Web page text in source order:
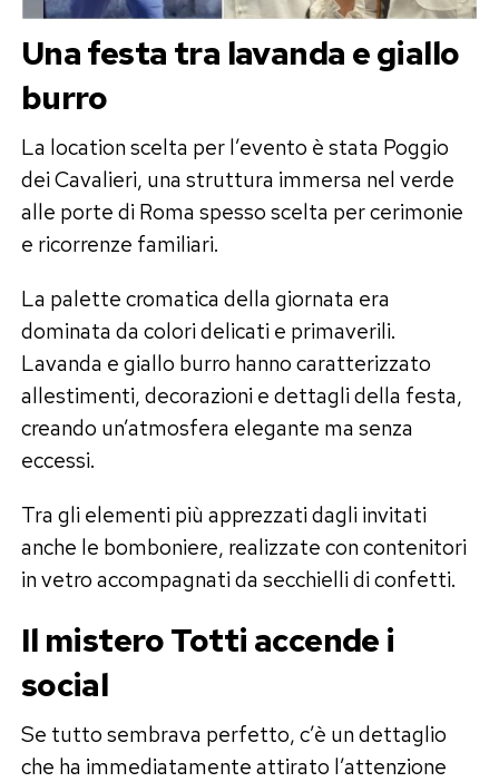
Una festa tra lavanda e giallo
burro
La location scelta per l’evento è stata Poggio
dei Cavalieri, una struttura immersa nel verde
alle porte di Roma spesso scelta per cerimonie
e ricorrenze familiari.
La palette cromatica della giornata era
dominata da colori delicati e primaverili.
Lavanda e giallo burro hanno caratterizzato
allestimenti, decorazioni e dettagli della festa,
creando un’atmosfera elegante ma senza
eccessi.
Tra gli elementi più apprezzati dagli invitati
anche le bomboniere, realizzate con contenitori
in vetro accompagnati da secchielli di confetti.
Il mistero Totti accende i
social
Se tutto sembrava perfetto, c’è un dettaglio
che ha immediatamente attirato l’attenzione